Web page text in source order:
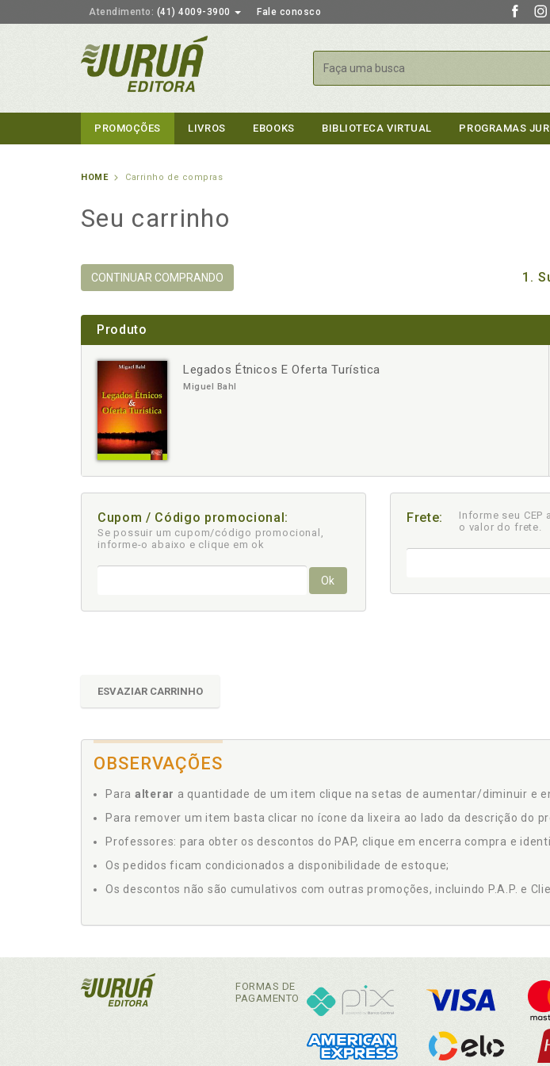
Atendimento: (41) 4009-3900 Fale conosco
Buscar
PROMOÇÕES LIVROS EBOOKS BIBLIOTECA VIRTUAL PROGRAMAS
HOME Carrinho de compras
Seu carrinho
CONTINUAR COMPRANDO 1.
Produto
Legados Étnicos E Oferta Turística
Miguel Bahl
- +
Cupom / Código promocional:
Se possuir um cupom/código promocional,
informe-o abaixo e clique em ok
Ok
Frete:
Informe seu CEP
o valor do frete.
ESVAZIAR CARRINHO
OBSERVAÇÕES
Para alterar a quantidade de um item clique na setas de aumentar/diminuir e
Para remover um item basta clicar no ícone da lixeira ao lado da descrição do
Professores: para obter os descontos do PAP, clique em encerra compra e
Os pedidos ficam condicionados a disponibilidade de estoque;
Os descontos não são cumulativos com outras promoções, incluindo P.A.P. e
FORMAS DE
PAGAMENTO